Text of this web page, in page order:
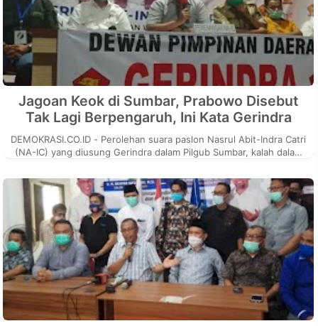
Jagoan Keok di Sumbar, Prabowo Disebut
Tak Lagi Berpengaruh, Ini Kata Gerindra
DEMOKRASI.CO.ID - Perolehan suara paslon Nasrul Abit-Indra Catri
(NA-IC) yang diusung Gerindra dalam Pilgub Sumbar, kalah dalam